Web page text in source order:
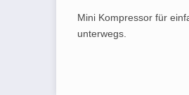
Mini Kompressor für
unterwegs.